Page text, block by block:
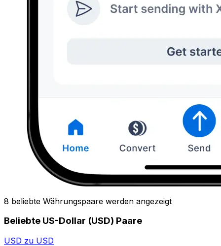
8 beliebte Währungspaare werden angezeigt
Beliebte US-Dollar (USD) Paare
USD zu USD